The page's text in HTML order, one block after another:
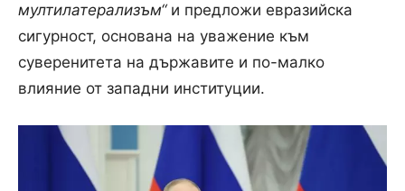
мултилатерализъм“и предложи евразийска
сигурност, основана на уважение към
суверенитета на държавите и по-малко
влияние от западни институции.